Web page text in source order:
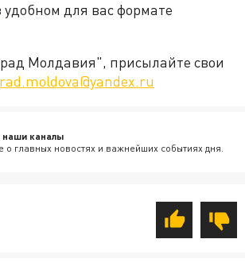
удобном для вас формате
Молдавия", присылайте свои
наши каналы
о главных новостях и важнейших событиях дня.